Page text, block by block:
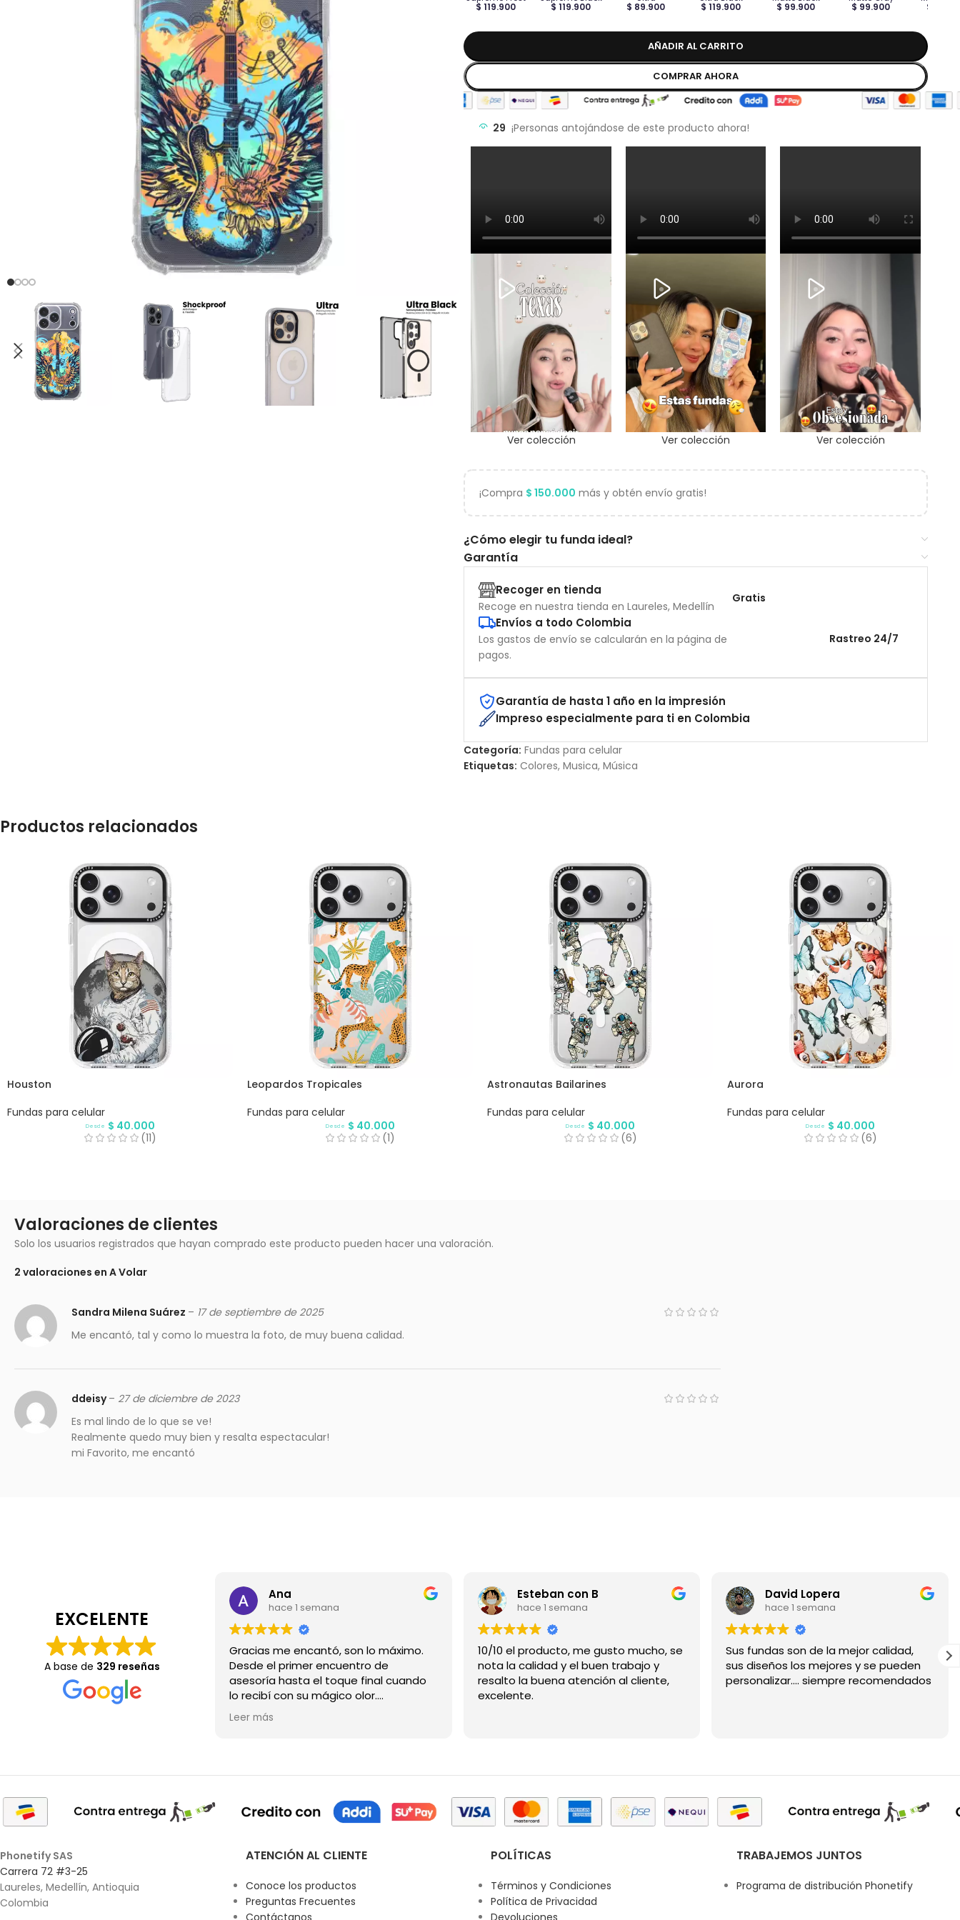
$ 119.900 $ 119.900 $ 89.900 $ 119.900 $ 99.900 $ 99.900 $
AÑADIR AL CARRITO
COMPRAR AHORA
29 ¡Personas antojándose de este producto ahora!
Ver colección Ver colección Ver colección
¡Compra $ 150.000 más y obtén envío gratis!
¿Cómo elegir tu funda ideal?
Garantía
Recoger en tienda
Recoge en nuestra tienda en Laureles, Medellín
Gratis
Envíos a todo Colombia
Los gastos de envío se calcularán en la página de
pagos.
Rastreo 24/7
Garantía de hasta 1 año en la impresión
Impreso especialmente para ti en Colombia
Categoría: Fundas para celular
Etiquetas: Colores, Musica, Música
Productos relacionados
Houston
Fundas para celular
Desde $ 40.000
(11)
Leopardos Tropicales
Fundas para celular
Desde $ 40.000
(1)
Astronautas Bailarines
Fundas para celular
Desde $ 40.000
(6)
Aurora
Fundas para celular
Desde $ 40.000
(6)
Valoraciones de clientes
2 valoraciones en A Volar
Sandra Milena Suárez – 17 de septiembre de 2025
Me encantó, tal y como lo muestra la foto, de muy buena calidad.
ddeisy– 27 de diciembre de 2023
Es mal lindo de lo que se ve!
Realmente quedo muy bien y resalta espectacular!
mi Favorito, me encantó
Solo los usuarios registrados que hayan comprado este producto pueden hacer una valoración.
EXCELENTE
A base de 329 reseñas
Ana
hace 1 semana
Gracias me encantó, son lo máximo.
Desde el primer encuentro de
asesoría hasta el toque final cuando
lo recibí con su mágico olor.
Wow.💖
Leer más
Esteban con B
hace 1 semana
10/10 el producto, me gusto mucho, se
nota la calidad y el buen trabajo y
resalto la buena atención al cliente,
excelente.
David Lopera
hace 1 semana
Sus fundas son de la mejor calidad,
sus diseños los mejores y se pueden
personalizar.... siempre recomendados
Phonetify SAS
Carrera 72 #3-25
Laureles, Medellín, Antioquia
Colombia
ATENCIÓN AL CLIENTE
Conoce los productos
Preguntas Frecuentes
POLÍTICAS
Términos y Condiciones
Política de Privacidad
TRABAJEMOS JUNTOS
Programa de distribución Phonetify